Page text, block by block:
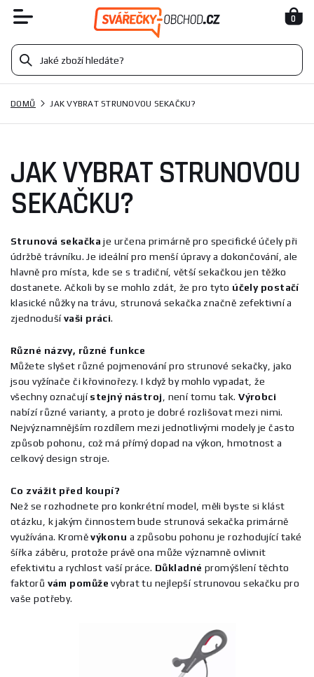
0
DOMŮ JAK VYBRAT STRUNOVOU SEKAČKU?
JAK VYBRAT STRUNOVOU
SEKAČKU?
Strunová sekačka je určena primárně pro specifické účely při
údržbě trávníku. Je ideální pro menší úpravy a dokončování, ale
hlavně pro místa, kde se s tradiční, větší sekačkou jen těžko
dostanete. Ačkoli by se mohlo zdát, že pro tyto účely postačí
klasické nůžky na trávu, strunová sekačka značně zefektivní a
zjednodušívaši práci.
Různé názvy, různé funkce
Můžete slyšet různé pojmenování pro strunové sekačky, jako
jsou vyžínače či křovinořezy. I když by mohlo vypadat, že
všechny označujístejný nástroj , není tomu tak.Výrobci
nabízí různé varianty, a proto je dobré rozlišovat mezi nimi.
Nejvýznamnějším rozdílem mezi jednotlivými modely je často
způsob pohonu, což má přímý dopad na výkon, hmotnost a
celkový design stroje.
Co zvážit před koupí?
Než se rozhodnete pro konkrétní model, měli byste si klást
otázku, k jakým činnostem bude strunová sekačka primárně
využívána. Kroměvýkonu a způsobu pohonu je rozhodující také
šířka záběru, protože právě ona může významně ovlivnit
efektivitu a rychlost vaší práce. Důkladné promýšlení těchto
faktorů vám pomůže vybrat tu nejlepší strunovou sekačku pro
vaše potřeby.